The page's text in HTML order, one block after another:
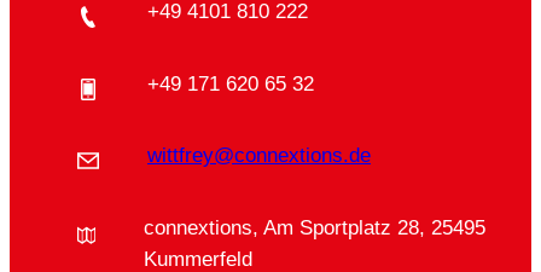
+49 4101 810 222
+49 171 620 65 32
wittfrey@connextions.de
connextions, Am Sportplatz 28, 25495
Kummerfeld